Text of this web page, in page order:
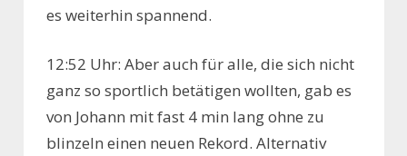
es weiterhin spannend.
12:52 Uhr: Aber auch für alle, die sich nicht
ganz so sportlich betätigen wollten, gab es
von Johann mit fast 4 min lang ohne zu
blinzeln einen neuen Rekord. Alternativ